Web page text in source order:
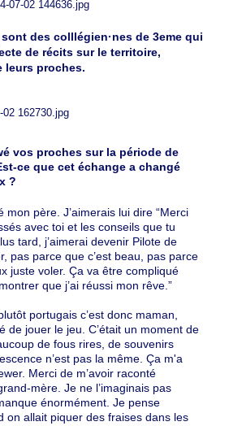
des colllégien·nes de 3eme qui
de récits sur le territoire,
leurs proches.
vos proches sur la période de
ce que cet échange a changé
?
mon père. J’aimerais lui dire “Merci
avec toi et les conseils que tu
tard, j’aimerai devenir Pilote de
pas parce que c’est beau, pas parce
juste voler. Ça va être compliqué
que j’ai réussi mon rêve.”
portugais c’est donc maman,
de jouer le jeu. C’était un moment de
de fous rires, de souvenirs
n’est pas la même. Ça m'a
Merci de m’avoir raconté
mère. Je ne l’imaginais pas
énormément. Je pense
on allait piquer des fraises dans les